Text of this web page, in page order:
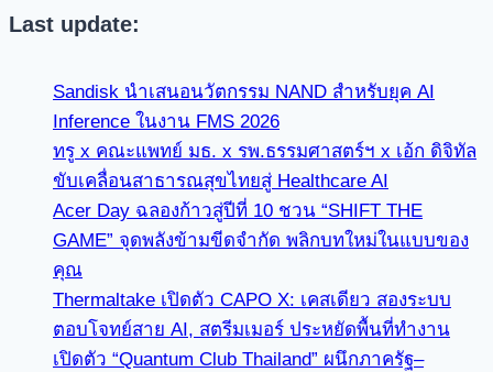
Last update:
Sandisk นำเสนอนวัตกรรม NAND สำหรับยุค AI
Inference ในงาน FMS 2026
ทรู x คณะแพทย์ มธ. x รพ.ธรรมศาสตร์ฯ x เอ้ก ดิจิทัล
ขับเคลื่อนสาธารณสุขไทยสู่ Healthcare AI
Acer Day ฉลองก้าวสู่ปีที่ 10 ชวน “SHIFT THE
GAME” จุดพลังข้ามขีดจำกัด พลิกบทใหม่ในแบบของ
คุณ
Thermaltake เปิดตัว CAPO X: เคสเดียว สองระบบ
ตอบโจทย์สาย AI, สตรีมเมอร์ ประหยัดพื้นที่ทำงาน
เปิดตัว “Quantum Club Thailand” ผนึกภาครัฐ–